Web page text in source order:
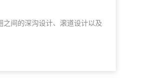
间的深沟设计、滚道设计以及